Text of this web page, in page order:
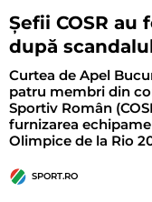
Șefii COSR
după
Curtea de Apel
patru membri din
Sportiv Român
furnizarea
Olimpice de la Rio
SPORT.RO